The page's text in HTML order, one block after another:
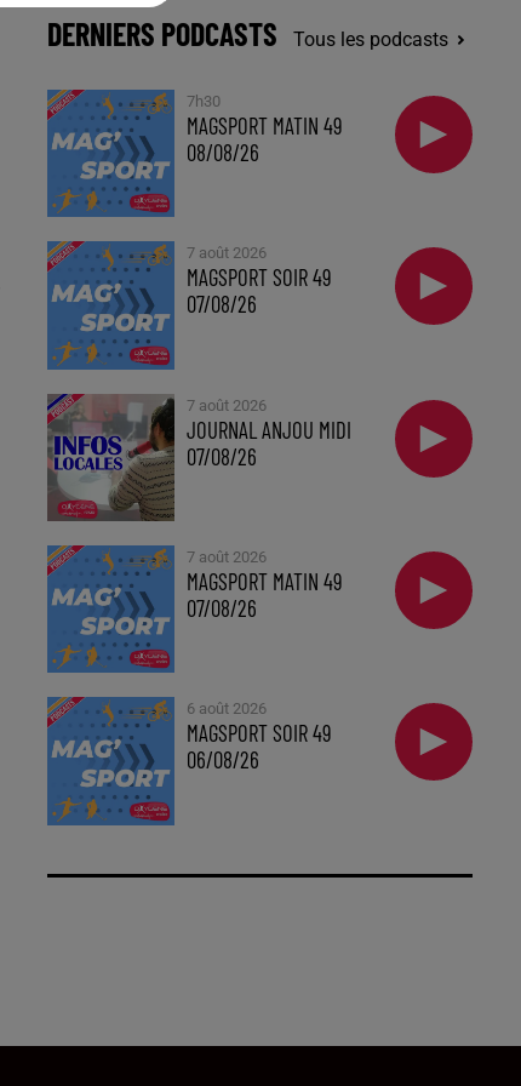
DERNIERS PODCASTS Tous les podcasts
7h30
MAGSPORT MATIN 49
08/08/26
7 août 2026
MAGSPORT SOIR 49
07/08/26
7 août 2026
JOURNAL ANJOU MIDI
07/08/26
7 août 2026
MAGSPORT MATIN 49
07/08/26
6 août 2026
MAGSPORT SOIR 49
06/08/26